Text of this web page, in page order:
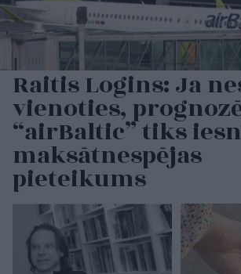
Raitis Logins: Ja
vienoties,
“airBaltic” tiks
maksātnespējas
pieteikums